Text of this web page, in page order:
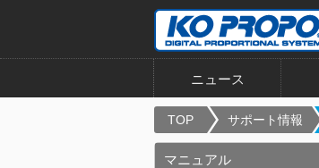
ニュース
TOP サポート情報
マニュアル